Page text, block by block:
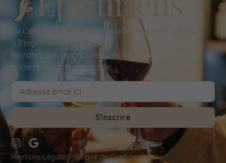
La Cave Livraisons Evenements
A ProposActualités Contact
Ne ratez pas nos nouveautés en vous inscrivant à
notre newsletter mensuelle.
S'inscrire
Mentions LégalesPolitique de Confidentialité